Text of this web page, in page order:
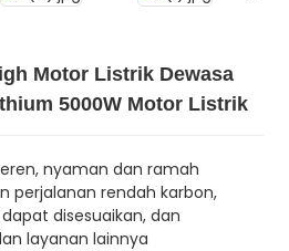
Motor Listrik Dewasa
5000W Motor Listrik
nyaman dan ramah
perjalanan rendah karbon,
disesuaikan, dan
layanan lainnya